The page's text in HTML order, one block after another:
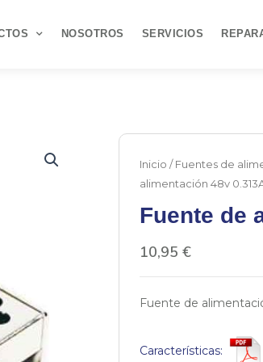
NOSOTROS SERVICIOS
Inicio /Fuentes de
alimentación 48v
Fuente de
10,95 €
Fuente de
Características: